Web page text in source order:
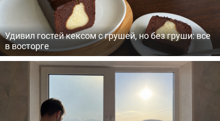
Удивил гостей кексом с грушей, но без груши: все
в восторге